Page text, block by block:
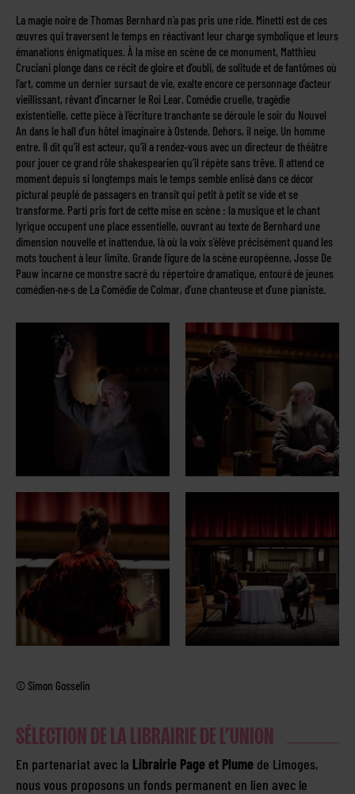
La magie noire de Thomas Bernhard n’a pas pris une ride. Minetti est de ces
œuvres qui traversent le temps en réactivant leur charge symbolique et leurs
émanations énigmatiques. À la mise en scène de ce monument, Matthieu
Cruciani plonge dans ce récit de gloire et d’oubli, de solitude et de fantômes où
l’art, comme un dernier sursaut de vie, exalte encore ce personnage d’acteur
vieillissant, rêvant d’incarner le Roi Lear. Comédie cruelle, tragédie
existentielle, cette pièce à l’écriture tranchante se déroule le soir du Nouvel
An dans le hall d’un hôtel imaginaire à Ostende. Dehors, il neige. Un homme
entre. Il dit qu’il est acteur, qu’il a rendez-vous avec un directeur de théâtre
pour jouer ce grand rôle shakespearien qu’il répète sans trêve. Il attend ce
moment depuis si longtemps mais le temps semble enlisé dans ce décor
pictural peuplé de passagers en transit qui petit à petit se vide et se
transforme. Parti pris fort de cette mise en scène : la musique et le chant
lyrique occupent une place essentielle, ouvrant au texte de Bernhard une
dimension nouvelle et inattendue, là où la voix s’élève précisément quand les
mots touchent à leur limite. Grande figure de la scène européenne, Josse De
Pauw incarne ce monstre sacré du répertoire dramatique, entouré de jeunes
comédien·ne·s de La Comédie de Colmar, d’une chanteuse et d’une pianiste.
© Simon Gosselin
SÉLECTION DE LA LIBRAIRIE DE L’UNION
En partenariat avec la Librairie Page et Plume de Limoges,
nous vous proposons un fonds permanent en lien avec le